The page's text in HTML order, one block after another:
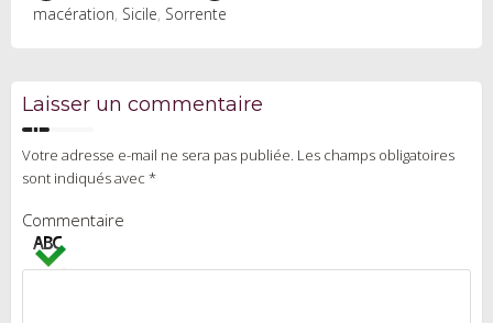
macération, Sicile, Sorrente
Laisser un commentaire
Votre adresse e-mail ne sera pas publiée. Les champs obligatoires
sont indiqués avec *
Commentaire